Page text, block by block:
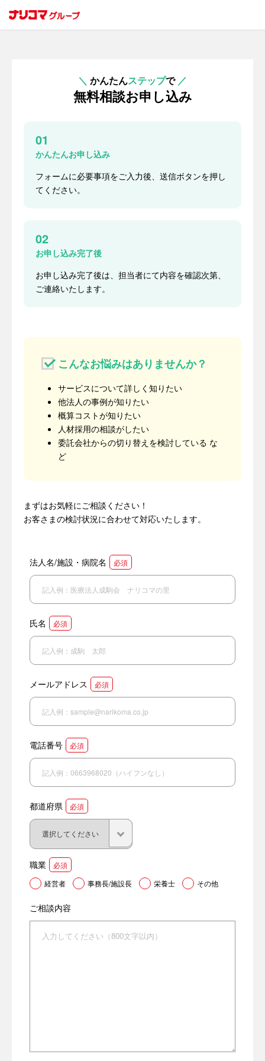
＼ かんたんステップで ／
無料相談お申し込み
01
かんたんお申し込み
フォームに必要事項をご入力後、送信ボタンを押し
てください。
02
お申し込み完了後
お申し込み完了後は、担当者にて内容を確認次第、
ご連絡いたします。
こんなお悩みはありませんか？
サービスについて詳しく知りたい
他法人の事例が知りたい
概算コストが知りたい
人材採用の相談がしたい
委託会社からの切り替えを検討している な
ど
まずはお気軽にご相談ください！
お客さまの検討状況に合わせて対応いたします。
法人名/施設・病院名 必須
氏名 必須
メールアドレス 必須
電話番号 必須
都道府県 必須
職業
必須
経営者
事務長/施設長 栄養士 その他
ご相談内容